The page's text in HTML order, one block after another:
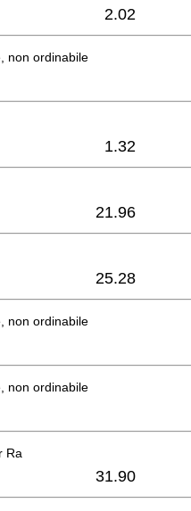
2.02
non ordinabile
1.32
21.96
25.28
non ordinabile
non ordinabile
Ra
31.90